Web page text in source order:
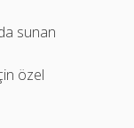
sunan
özel